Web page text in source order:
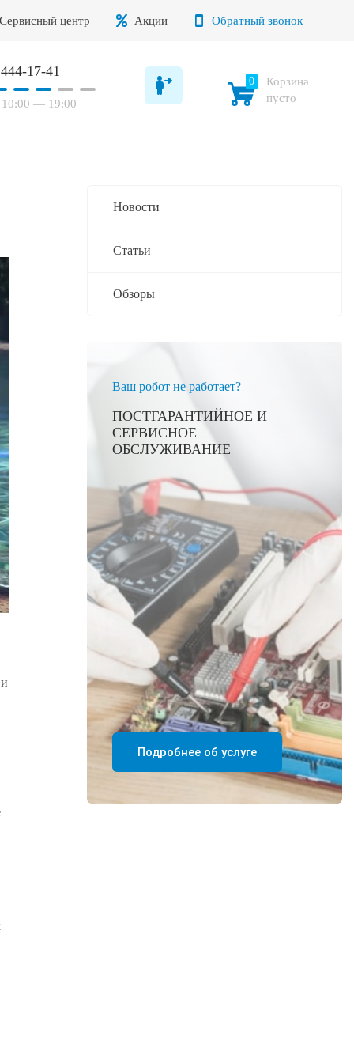
Сервисный центр Акции Обратный звонок
17-41
10:00 — 19:00
Корзина
пусто
0
Новости
Статьи
Обзоры
Ваш робот не работает?
ПОСТГАРАНТИЙНОЕ И
СЕРВИСНОЕ
ОБСЛУЖИВАНИЕ
Подробнее об услуге